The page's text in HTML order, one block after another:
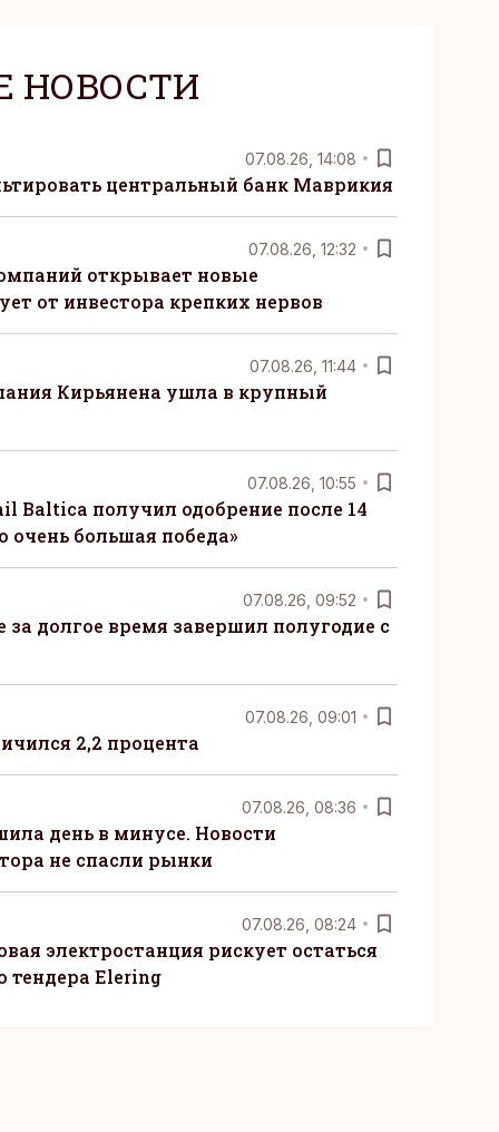
НОВОСТИ
07.08.26, 14:08
центральный банк Маврикия
07.08.26, 12:32
открывает новые
от инвестора крепких нервов
07.08.26, 11:44
Кирьянена ушла в крупный
07.08.26, 10:55
Baltica получил одобрение после 14
очень большая победа»
07.08.26, 09:52
долгое время завершил полугодие с
07.08.26, 09:01
2,2 процента
07.08.26, 08:36
день в минусе. Новости
не спасли рынки
07.08.26, 08:24
электростанция рискует остаться
тендера Elering